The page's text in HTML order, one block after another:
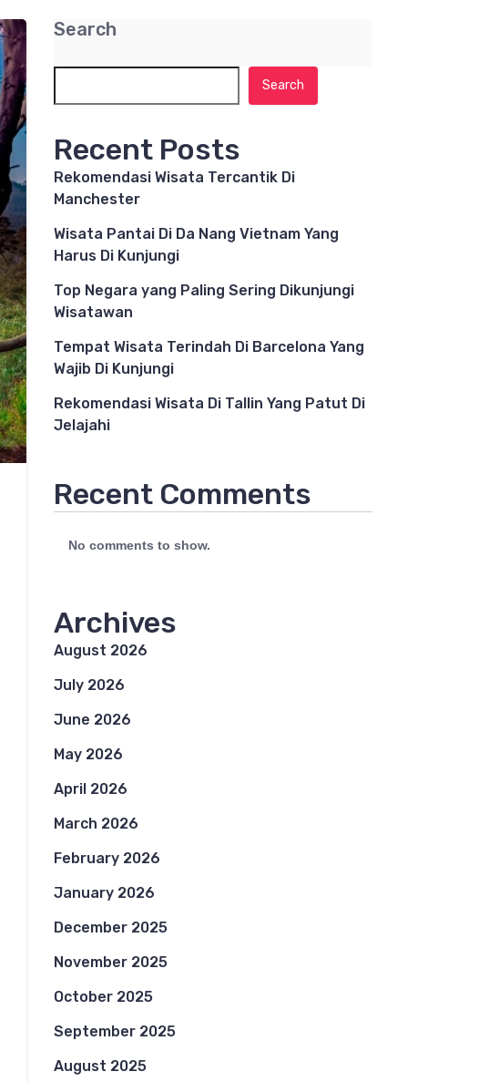
Search
Search
Recent Posts
Rekomendasi Wisata Tercantik Di
Manchester
Wisata Pantai Di Da Nang Vietnam Yang
Harus Di Kunjungi
Top Negara yang Paling Sering Dikunjungi
Wisatawan
Tempat Wisata Terindah Di Barcelona Yang
Wajib Di Kunjungi
Rekomendasi Wisata Di Tallin Yang Patut Di
Jelajahi
Recent Comments
No comments to show.
Archives
August 2026
July 2026
June 2026
May 2026
April 2026
March 2026
February 2026
January 2026
December 2025
November 2025
October 2025
September 2025
August 2025